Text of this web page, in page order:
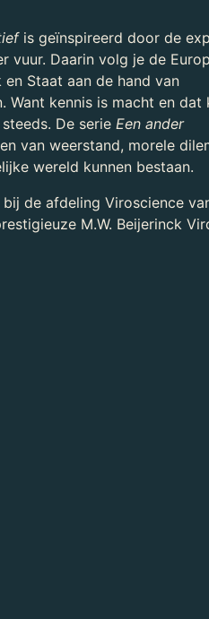
is geïnspireerd door de
vuur. Daarin volg je de
Staat aan de hand van
Want kennis is macht en dat
De serieEen ander
van weerstand, morele
wereld kunnen bestaan.
de afdeling Viroscience
M.W. Beijerinck